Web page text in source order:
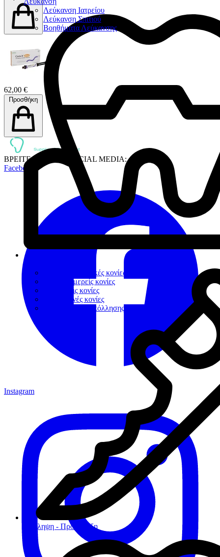
Λεύκανση Ιατρείου
Λεύκανση Σπιτιού
Βοηθήματα Λεύκανσης
Πολυκαρβοξυλικές κονίες
Υαλοϊονομερείς κονίες
Ρητινώδεις κονίες
Προσωρινές κονίες
Βοηθήματα συγκόλλησης
Πρόληψη - Προφύλαξη
62,00 €
Προσθήκη
ΒΡΕΙΤΕ ΜΑΣ ΣΤΑ SOCIAL MEDIA:
Facebook
Instagram